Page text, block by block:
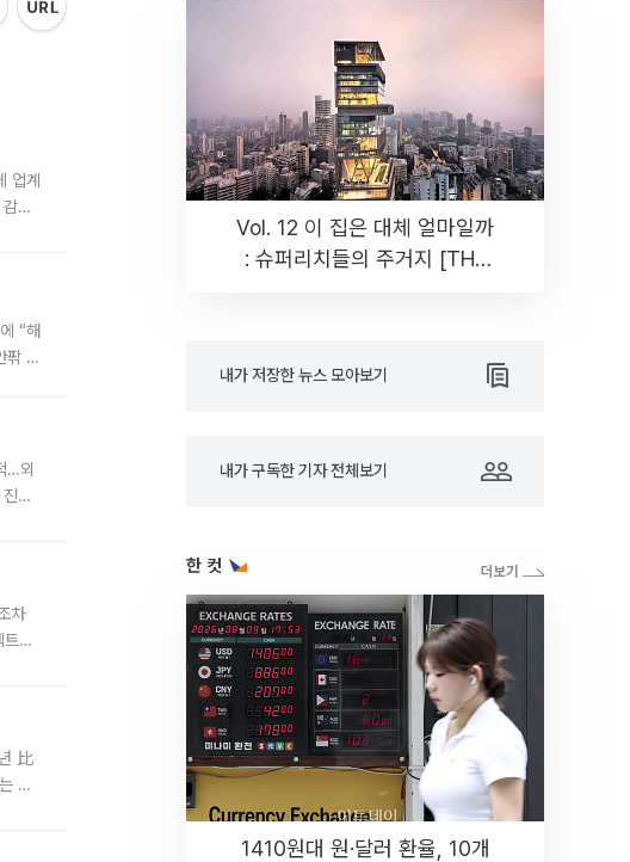
업계
축
“해
팎 의
…외
단
차
파
比
가
Vol. 12 이 집은 대체 얼마일까
: 슈퍼리치들의 주거지 [THE
내가 저장한 뉴스 모아보기
내가 구독한 기자 전체보기
한 컷
1410원대 원·달러 환율, 10개